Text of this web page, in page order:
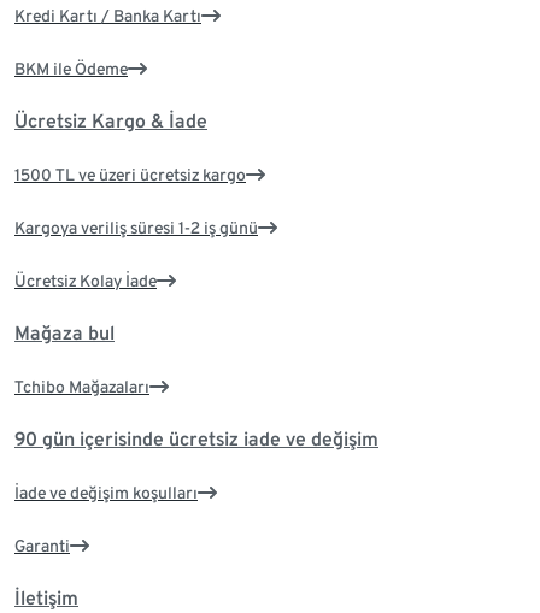
Kredi Kartı / Banka Kartı
BKM ile Ödeme
Ücretsiz Kargo & İade
1500 TL ve üzeri ücretsiz kargo
Kargoya veriliş süresi 1-2 iş günü
Ücretsiz Kolay İade
Mağaza bul
Tchibo Mağazaları
90 gün içerisinde ücretsiz iade ve değişim
İade ve değişim koşulları
Garanti
İletişim